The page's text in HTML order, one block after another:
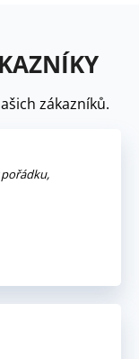
zákazníků.
pořádku,